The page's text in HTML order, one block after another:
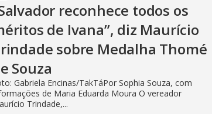
reconhece todos os
de Ivana”, diz Maurício
sobre Medalha Thomé
Souza
Gabriela Encinas/TakTáPor Sophia Souza, com
de Maria Eduarda Moura O vereador
Trindade,...